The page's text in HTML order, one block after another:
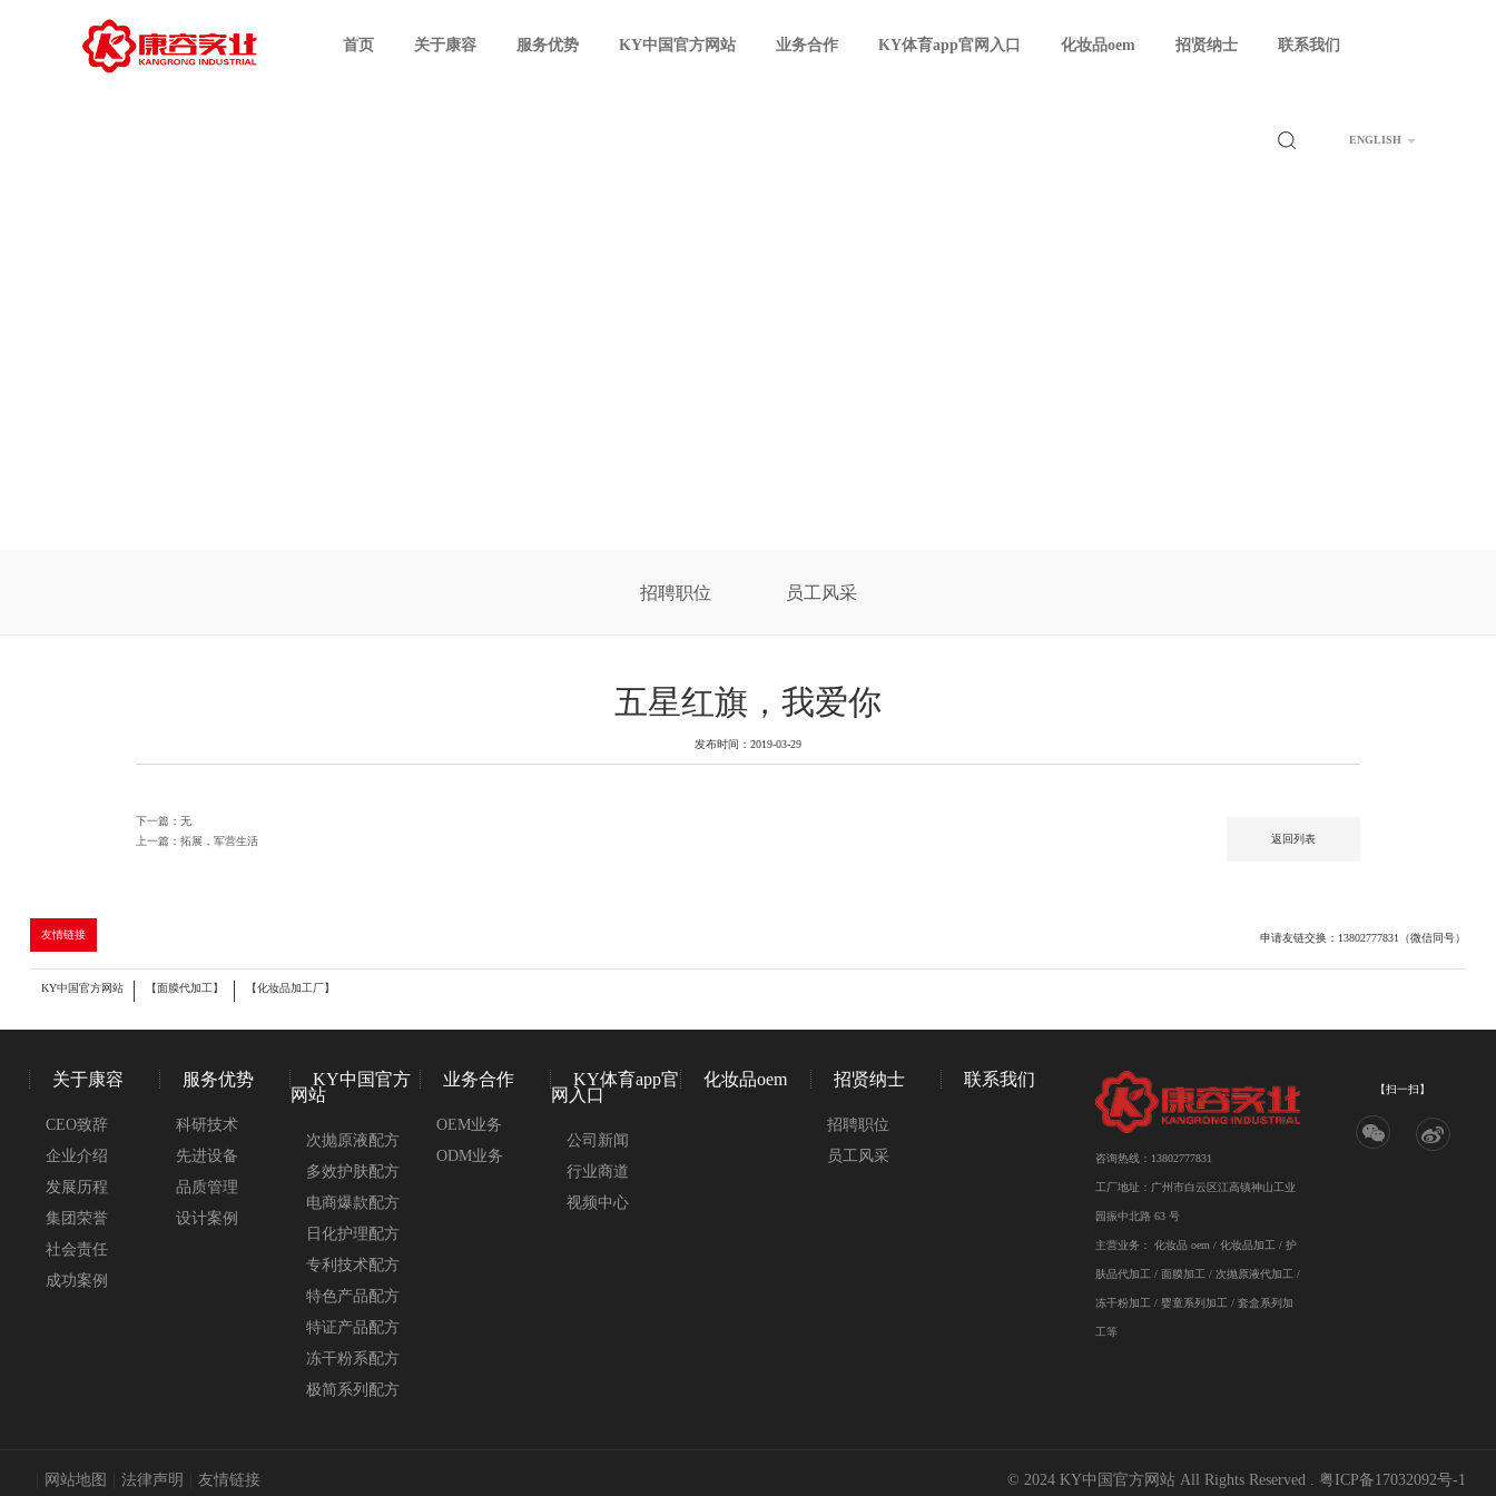
首页 关于康容 服务优势 KY中国官方网站 业务合作 KY体育app官网入口 化妆品oem 招贤纳士 联系我们
ENGLISH
招聘职位 员工风采
五星红旗，我爱你
发布时间：2019-03-29
返回列表
下一篇：无
上一篇：拓展，军营生活
友情链接 申请友链交换：13802777831（微信同号）
KY中国官方网站 【面膜代加工】 【化妆品加工厂】
【扫一扫】
咨询热线：13802777831
工厂地址：广州市白云区江高镇神山工业
园振中北路 63 号
主营业务：化妆品 oem /化妆品加工 / 护
肤品代加工 / 面膜加工 / 次抛原液代加工 /
冻干粉加工 / 婴童系列加工 / 套盒系列加
工等
关于康容
CEO致辞
企业介绍
发展历程
集团荣誉
社会责任
成功案例
服务优势
科研技术
先进设备
品质管理
设计案例
KY中国官方
网站
次抛原液配方
多效护肤配方
电商爆款配方
日化护理配方
专利技术配方
特色产品配方
特证产品配方
冻干粉系配方
极简系列配方
业务合作
OEM业务
ODM业务
KY体育app官
网入口
公司新闻
行业商道
视频中心
化妆品oem 招贤纳士
招聘职位
员工风采
联系我们
© 2024 KY中国官方网站 All Rights Reserved .粤ICP备17032092号-1
网站地图 法律声明 友情链接